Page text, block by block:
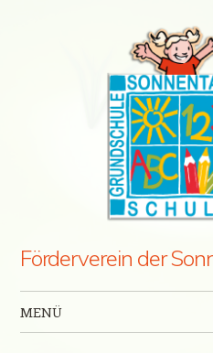
Förderverein der
MENÜ